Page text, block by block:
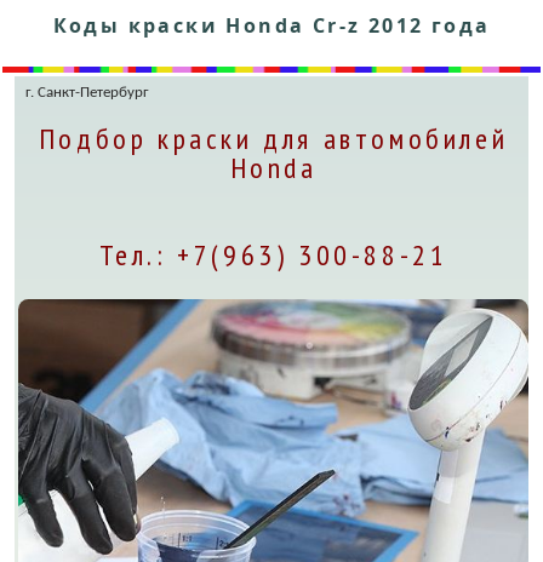
Коды краски Honda Cr-z 2012 года
г. Санкт-Петербург
Подбор краски для автомобилей
Honda
Тел.: +7(963) 300-88-21